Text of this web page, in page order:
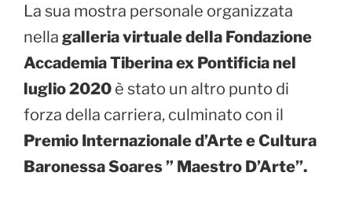
La sua mostra personale organizzata
nella galleria virtuale della Fondazione
Accademia Tiberina ex Pontificia nel
luglio 2020 è stato un altro punto di
forza della carriera, culminato con il
Premio Internazionale d’Arte e Cultura
Baronessa Soares ” Maestro D’Arte”.